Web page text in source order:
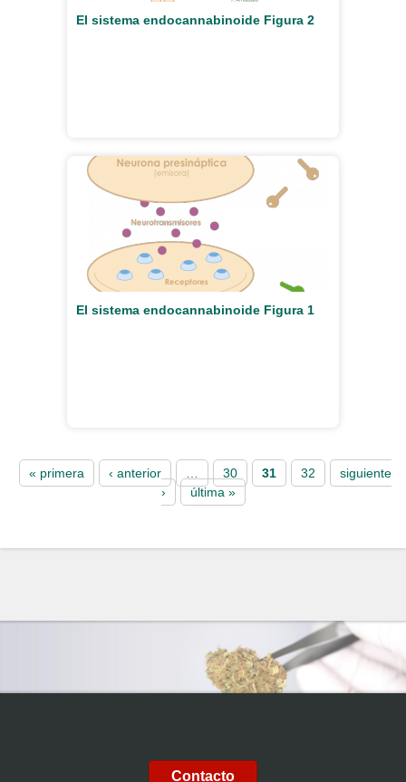
El sistema endocannabinoide Figura 2
El sistema endocannabinoide Figura 1
Pages
« primera ‹ anterior 30 31 32
siguiente
›
última »
Contacto